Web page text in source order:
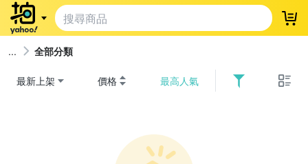
登
全部分類
最新上架 價格 最高人氣